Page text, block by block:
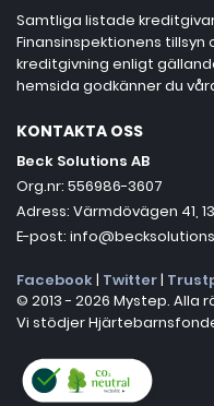
Samtliga listade
Finansinspektionens
kreditgivning enligt
hemsida godkänner du
KONTAKTA OSS
Beck Solutions AB
Org.nr: 556986-3607
Adress: Värmdövägen 41,
E-post:
Facebook | Twitter |
© 2013 - 2026 Mystep.
Vi stödjer